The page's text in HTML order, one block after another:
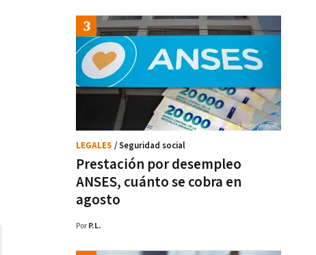
Prestación por desempleo
ANSES, cuánto se cobra en
agosto
LEGALES / Seguridad social
Por P.L.